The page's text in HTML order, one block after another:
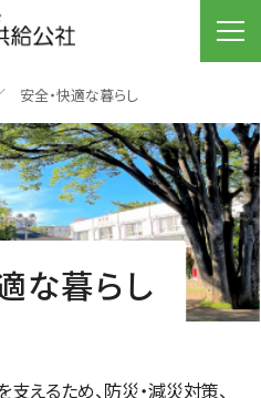
安全・快適な暮らし
な暮らし
支えるため、防災・減災対策、